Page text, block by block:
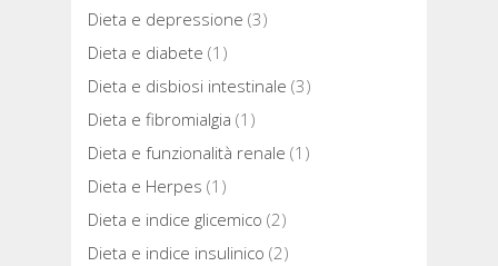
Dieta e depressione (3)
Dieta e diabete (1)
Dieta e disbiosi intestinale (3)
Dieta e fibromialgia (1)
Dieta e funzionalità renale (1)
Dieta e Herpes (1)
Dieta e indice glicemico (2)
Dieta e indice insulinico (2)